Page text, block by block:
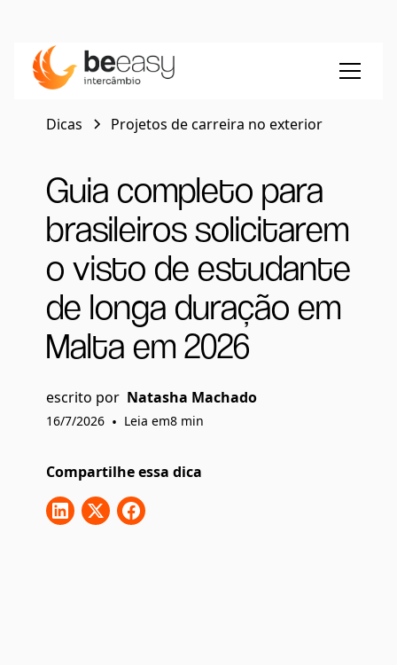
Dicas Projetos de carreira no exterior
Guia completo para
brasileiros solicitarem
o visto de estudante
de longa duração em
Malta em 2026
escrito por Natasha Machado
16/7/2026 • Leia em8 min
Compartilhe essa dica